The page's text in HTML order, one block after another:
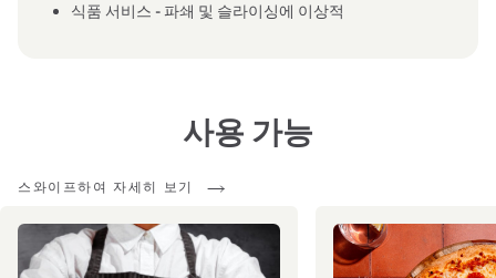
식품 서비스 - 파쇄 및 슬라이싱에 이상적
사용 가능
스와이프하여 자세히 보기